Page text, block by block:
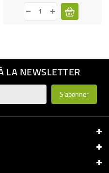
LA NEWSLETTER